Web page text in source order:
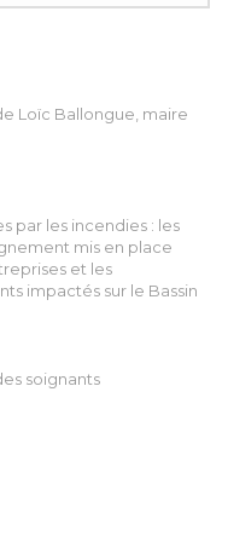
Loïc Ballongue, maire
par les incendies : les
mis en place
et les
impactés sur le Bassin
soignants